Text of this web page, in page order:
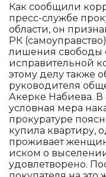
Как сообщили
пресс-службе
области, он
РК
лишения свободы
исправительной
этому делу также
руководителя
Акерке Набиева.
условная мера
прокуратуре
купила квартиру,
проживает
иском о
удовлетворено.